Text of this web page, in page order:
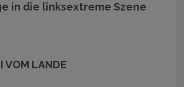
in die linksextreme Szene
VOM LANDE